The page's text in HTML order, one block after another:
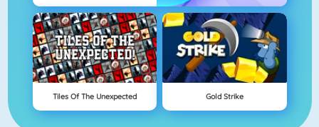
Tiles Of The Unexpected Gold Strike